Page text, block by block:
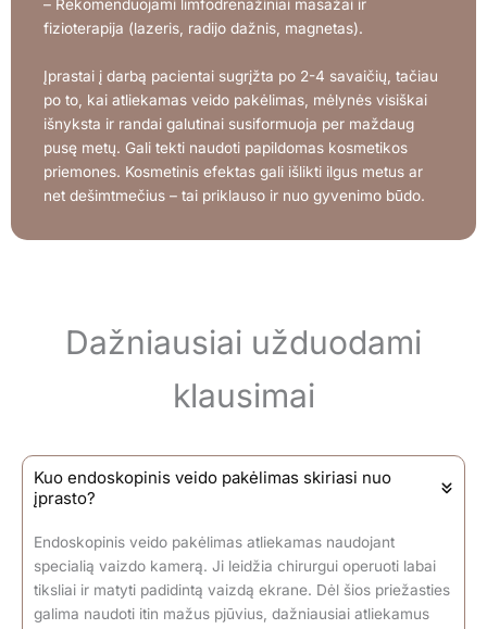
– Rekomenduojami limfodrenažiniai masažai ir
fizioterapija (lazeris, radijo dažnis, magnetas).
Įprastai į darbą pacientai sugrįžta po 2-4 savaičių, tačiau
po to, kai atliekamas veido pakėlimas, mėlynės visiškai
išnyksta ir randai galutinai susiformuoja per maždaug
pusę metų. Gali tekti naudoti papildomas kosmetikos
priemones. Kosmetinis efektas gali išlikti ilgus metus ar
net dešimtmečius – tai priklauso ir nuo gyvenimo būdo.
Dažniausiai užduodami
klausimai
Kuo endoskopinis veido pakėlimas skiriasi nuo
įprasto?
Endoskopinis veido pakėlimas atliekamas naudojant
specialią vaizdo kamerą. Ji leidžia chirurgui operuoti labai
tiksliai ir matyti padidintą vaizdą ekrane. Dėl šios priežasties
galima naudoti itin mažus pjūvius, dažniausiai atliekamus